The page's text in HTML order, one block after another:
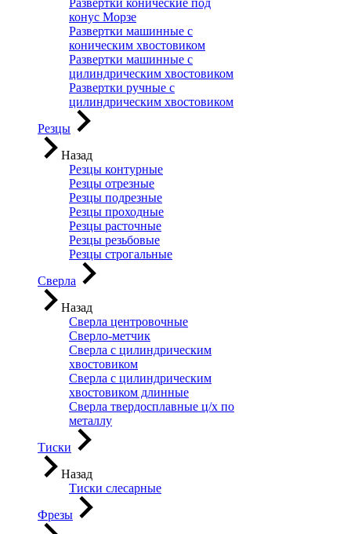
Развертки конические под
конус Морзе
Развертки машинные с
коническим хвостовиком
Развертки машинные с
цилиндрическим хвостовиком
Развертки ручные с
цилиндрическим хвостовиком
Резцы
Назад
Резцы контурные
Резцы отрезные
Резцы подрезные
Резцы проходные
Резцы расточные
Резцы резьбовые
Резцы строгальные
Сверла
Назад
Сверла центровочные
Сверло-метчик
Сверла с цилиндрическим
хвостовиком
Сверла с цилиндрическим
хвостовиком длинные
Сверла твердосплавные ц/х по
металлу
Тиски
Назад
Тиски слесарные
Фрезы